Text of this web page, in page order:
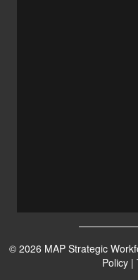
© 2026 MAP Strategic
Policy|